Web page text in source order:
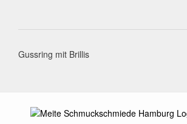
Post
Gussring mit Brillis